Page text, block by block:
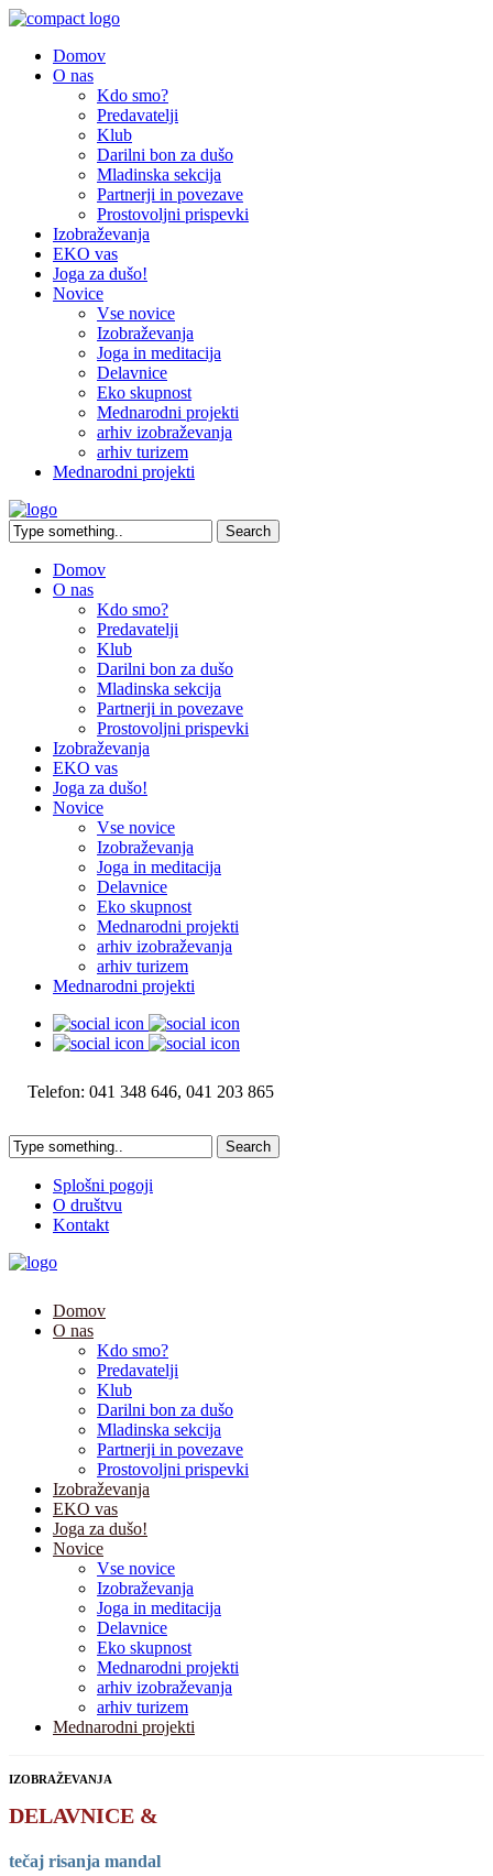
Domov
O nas
Kdo smo?
Predavatelji
Klub
Darilni bon za dušo
Mladinska sekcija
Partnerji in povezave
Prostovoljni prispevki
Izobraževanja
EKO vas
Joga za dušo!
Novice
Vse novice
Izobraževanja
Joga in meditacija
Delavnice
Eko skupnost
Mednarodni projekti
arhiv izobraževanja
arhiv turizem
Mednarodni projekti
Domov
O nas
Kdo smo?
Predavatelji
Klub
Darilni bon za dušo
Mladinska sekcija
Partnerji in povezave
Prostovoljni prispevki
Izobraževanja
EKO vas
Joga za dušo!
Novice
Vse novice
Izobraževanja
Joga in meditacija
Delavnice
Eko skupnost
Mednarodni projekti
arhiv izobraževanja
arhiv turizem
Mednarodni projekti
Telefon: 041 348 646, 041 203 865
Splošni pogoji
O društvu
Kontakt
Domov
O nas
Kdo smo?
Predavatelji
Klub
Darilni bon za dušo
Mladinska sekcija
Partnerji in povezave
Prostovoljni prispevki
Izobraževanja
EKO vas
Joga za dušo!
Novice
Vse novice
Izobraževanja
Joga in meditacija
Delavnice
Eko skupnost
Mednarodni projekti
arhiv izobraževanja
arhiv turizem
Mednarodni projekti
IZOBRAŽEVANJA
DELAVNICE &
tečaj risanja mandal